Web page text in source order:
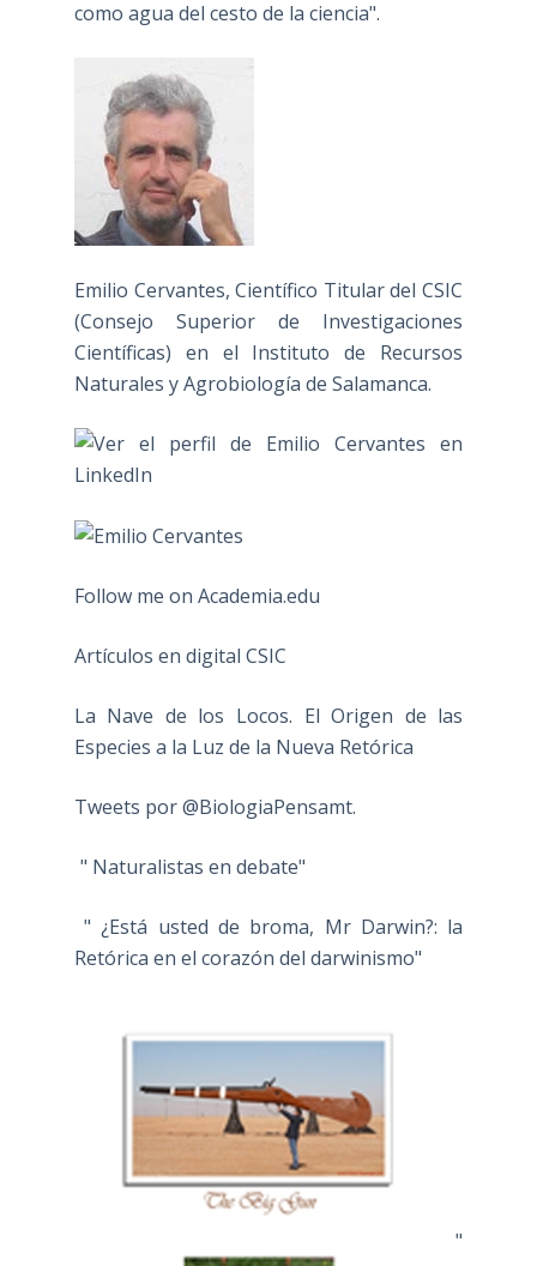
como agua del cesto de la ciencia".
Emilio Cervantes, Científico Titular del CSIC
(Consejo Superior de Investigaciones
Científicas) en el Instituto de Recursos
Naturales y Agrobiología de Salamanca.
Follow me on Academia.edu
Artículos en digital CSIC
La Nave de los Locos. El Origen de las
Especies a la Luz de la Nueva Retórica
Tweets por @BiologiaPensamt.
" Naturalistas en debate"
" ¿Está usted de broma, Mr Darwin?: la
Retórica en el corazón del darwinismo"
"